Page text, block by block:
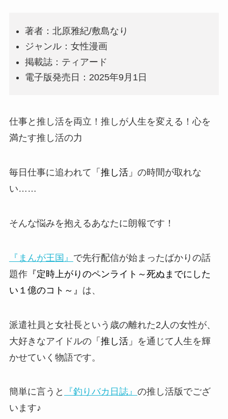
著者：北原雅紀/敷島なり
ジャンル：女性漫画
掲載誌： ティアード
電子版発売日： 2025年9月1日
仕事と推し活を両立！推しが人生を変える！心を
満たす推し活の力
毎日仕事に追われて 「推し活」 の時間が取れな
い……
そんな悩みを抱えるあなたに朗報です！
『まんが王国』 で先行配信が始まったばかりの話
題作『定時上がりのペンライト～死ぬまでにした
い１億のコト～』 は、
派遣社員と女社長という歳の離れた2人の女性が、
大好きなアイドルの「推し活」 を通じて人生を輝
かせていく物語です。
簡単に言うと 『釣りバカ日誌』 の推し活版でござ
います♪